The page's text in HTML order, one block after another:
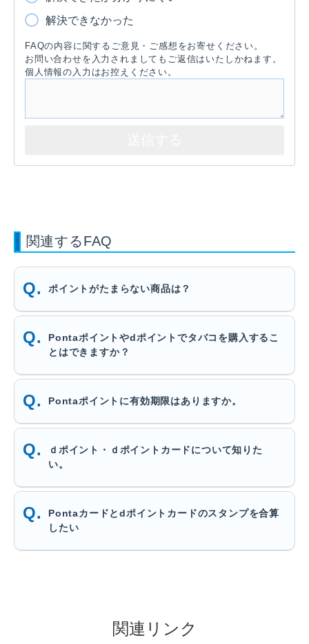
解決できなかった
FAQの内容に関するご意見・ご感想をお寄せください。
お問い合わせを入力されましてもご返信はいたしかねます。
個人情報の入力はお控えください。
関連するFAQ
ポイントがたまらない商品は？
Pontaポイントやdポイントでタバコを購入するこ
とはできますか？
Pontaポイントに有効期限はありますか。
ｄポイント・ｄポイントカードについて知りた
い。
Pontaカードとdポイントカードのスタンプを合算
したい
関連リンク